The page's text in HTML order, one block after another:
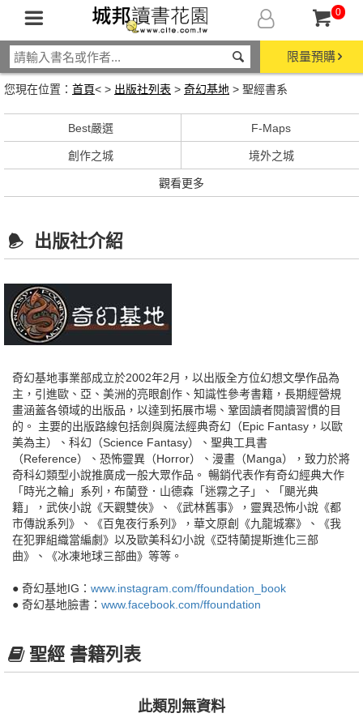
0
限量預購
您現在位置： 首頁< > 出版社列表 > 奇幻基地 > 聖經書系
Best嚴選 F-Maps
創作之城 境外之城
觀看更多
出版社介紹
奇幻基地事業部成立於2002年2月，以出版全方位幻想文學作品為
主，引進歐、亞、美洲的亮眼創作、知識性參考書籍，長期經營規
畫涵蓋各領域的出版品，以達到拓展市場、鞏固讀者閱讀習慣的目
的。 主要的出版路線包括劍與魔法經典奇幻（Epic Fantasy，以歐
美為主）、科幻（Science Fantasy）、聖典工具書
（Reference）、恐怖靈異（Horror）、漫畫（Manga），致力於將
奇科幻類型小說推廣成一般大眾作品。 暢銷代表作有奇幻經典大作
「時光之輪」系列，布蘭登．山德森「迷霧之子」、「颶光典
籍」，武俠小說《天觀雙俠》、《武林舊事》，靈異恐怖小說《都
市傳說系列》、《百鬼夜行系列》，華文原創《九龍城寨》、《我
在犯罪組織當編劇》以及歐美科幻小說《亞特蘭提斯進化三部
曲》、《冰凍地球三部曲》等等。
● 奇幻基地IG： www.instagram.com/ffoundation_book
● 奇幻基地臉書： www.facebook.com/ffoundation
聖經 書籍列表
此類別無資料